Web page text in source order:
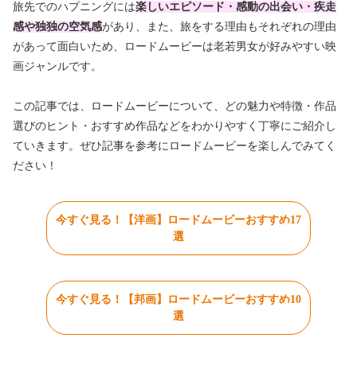
旅先でのハプニングには楽しいエピソード・感動の出会い・疾走
感や独独の空気感があり、また、旅をする理由もそれぞれの理由
があって面白いため、ロードムービーは老若男女が好みやすい映
画ジャンルです。
この記事では、ロードムービーについて、どの魅力や特徴・作品
選びのヒント・おすすめ作品などをわかりやすく丁寧にご紹介し
ていきます。ぜひ記事を参考にロードムービーを楽しんでみてく
ださい！
今すぐ見る！【洋画】ロードムービーおすすめ17
選
今すぐ見る！【邦画】ロードムービーおすすめ10
選